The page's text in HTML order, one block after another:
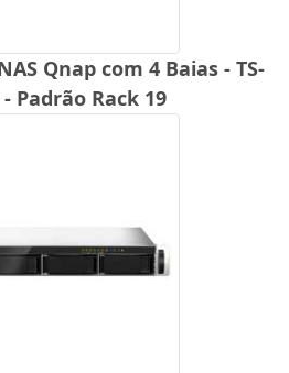
Qnap com 4 Baias - TS-
- Padrão Rack 19